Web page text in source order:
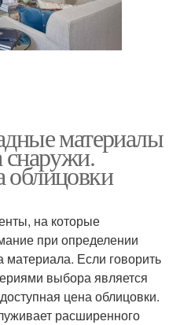
материалы
снаружи.
облицовки
на которые
при определении
материала. Если говорить
выбора является
цена облицовки.
расширенного